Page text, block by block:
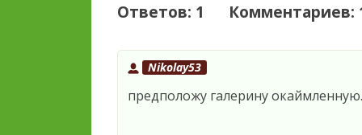
Ответов: 1 Комментариев:
Nikolay53
предположу галерину окаймленную.